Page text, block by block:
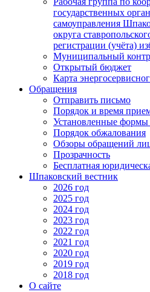
государственных
самоуправления
округа
регистрации (учёта)
Муниципальный
Открытый бюджет
Карта
Обращения
Отправить письмо
Порядок и время
Установленные
Порядок обжалования
Обзоры обращений
Прозрачность
Бесплатная
Шпаковский вестник
2026 год
2025 год
2024 год
2023 год
2022 год
2021 год
2020 год
2019 год
2018 год
О сайте